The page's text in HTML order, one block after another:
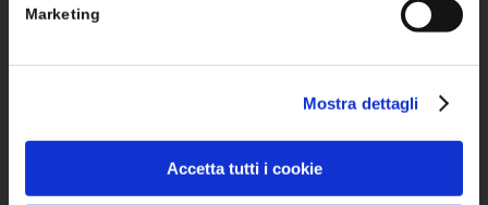
Marketing
Mostra dettagli
Accetta tutti i cookie